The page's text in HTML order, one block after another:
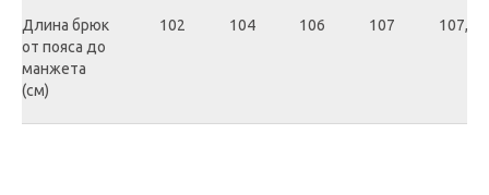
Длина брюк
от пояса до
манжета
(см)
102 104 106 107 107,5